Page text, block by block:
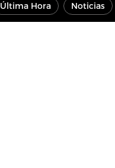
Última Hora Noticias